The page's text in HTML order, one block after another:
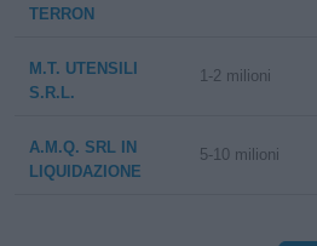
TERRON
M.T. UTENSILI
S.R.L.
1-2 milioni
A.M.Q. SRL IN
LIQUIDAZIONE
5-10 milioni